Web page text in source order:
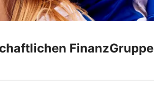
FinanzGruppe